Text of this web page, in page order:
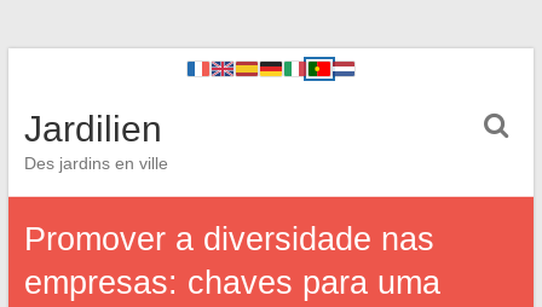
Jardilien
Des jardins en ville
Promover a diversidade nas
empresas: chaves para uma